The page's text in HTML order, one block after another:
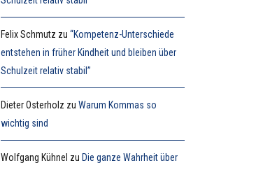
Felix Schmutz zu“Kompetenz-Unterschiede
entstehen in früher Kindheit und bleiben über
Schulzeit relativ stabil”
Dieter Osterholz zuWarum Kommas so
wichtig sind
Wolfgang Kühnel zu Die ganze Wahrheit über